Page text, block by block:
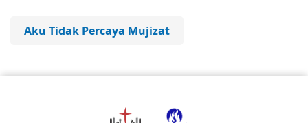
Aku Tidak Percaya Mujizat